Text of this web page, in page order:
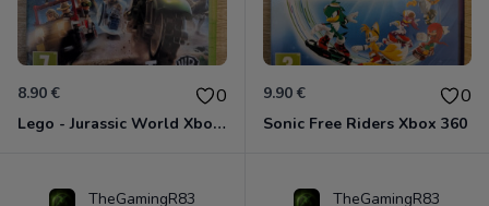
8.90 € 0
Lego - Jurassic World Xbox 360
9.90 € 0
Sonic Free Riders Xbox 360
TheGamingR83 TheGamingR83